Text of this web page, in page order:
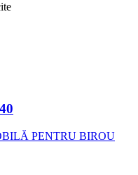
PENTRU BIROU